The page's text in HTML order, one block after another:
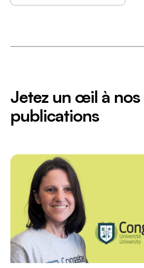
Jetez un œil à nos
publications